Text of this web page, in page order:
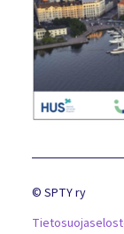
© SPTY ry